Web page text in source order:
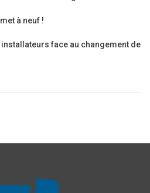
à neuf !
installateurs face au changement de